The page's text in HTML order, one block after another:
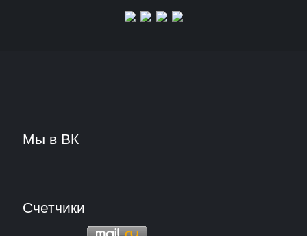
Мы в ВК
Счетчики